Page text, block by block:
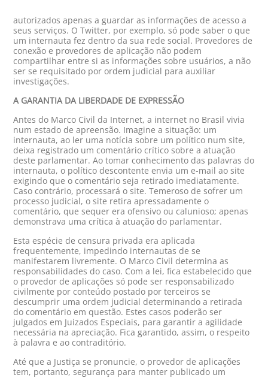
autorizados apenas a guardar as informações de acesso a
seus serviços. O Twitter, por exemplo, só pode saber o que
um internauta fez dentro da sua rede social. Provedores de
conexão e provedores de aplicação não podem
compartilhar entre si as informações sobre usuários, a não
ser se requisitado por ordem judicial para auxiliar
investigações.
A GARANTIA DA LIBERDADE DE EXPRESSÃO
Antes do Marco Civil da Internet, a internet no Brasil vivia
num estado de apreensão. Imagine a situação: um
internauta, ao ler uma notícia sobre um político num site,
deixa registrado um comentário crítico sobre a atuação
deste parlamentar. Ao tomar conhecimento das palavras do
internauta, o político descontente envia um e-mail ao site
exigindo que o comentário seja retirado imediatamente.
Caso contrário, processará o site. Temeroso de sofrer um
processo judicial, o site retira apressadamente o
comentário, que sequer era ofensivo ou calunioso; apenas
demonstrava uma crítica à atuação do parlamentar.
Esta espécie de censura privada era aplicada
frequentemente, impedindo internautas de se
manifestarem livremente. O Marco Civil determina as
responsabilidades do caso. Com a lei, fica estabelecido que
o provedor de aplicações só pode ser responsabilizado
civilmente por conteúdo postado por terceiros se
descumprir uma ordem judicial determinando a retirada
do comentário em questão. Estes casos poderão ser
julgados em Juizados Especiais, para garantir a agilidade
necessária na apreciação. Fica garantido, assim, o respeito
à palavra e ao contraditório.
Até que a Justiça se pronuncie, o provedor de aplicações
tem, portanto, segurança para manter publicado um